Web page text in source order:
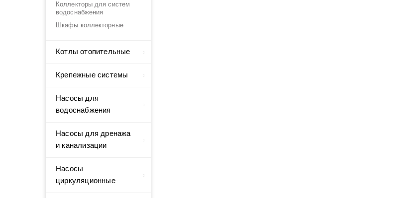
Коллекторы для систем
водоснабжения
Шкафы коллекторные
Котлы отопительные
Крепежные системы
Насосы для
водоснабжения
Насосы для дренажа
и канализации
Насосы
циркуляционные